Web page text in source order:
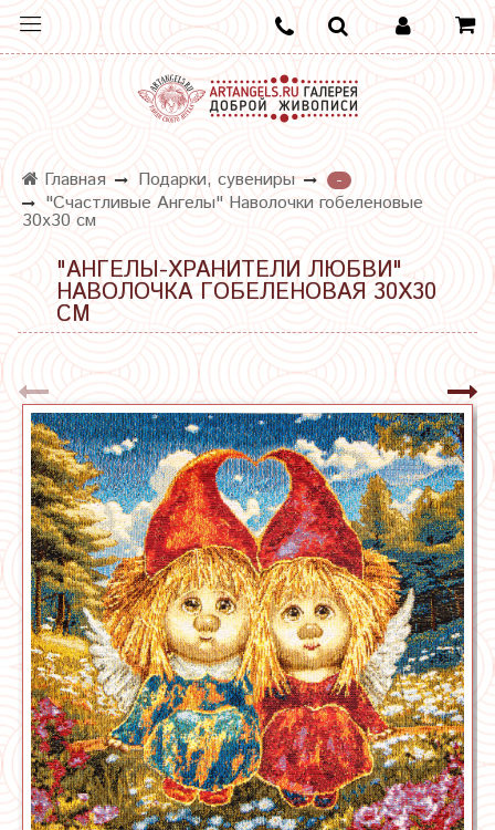
Главная Подарки, сувениры
-
"Счастливые Ангелы" Наволочки гобеленовые
30х30 см
"АНГЕЛЫ-ХРАНИТЕЛИ ЛЮБВИ"
НАВОЛОЧКА ГОБЕЛЕНОВАЯ 30Х30
СМ